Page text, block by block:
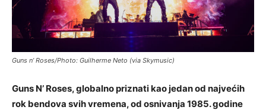
Guns n’ Roses/Photo: Guilherme Neto (via Skymusic)
Guns N’ Roses, globalno priznati kao jedan od najvećih
rok bendova svih vremena, od osnivanja 1985. godine